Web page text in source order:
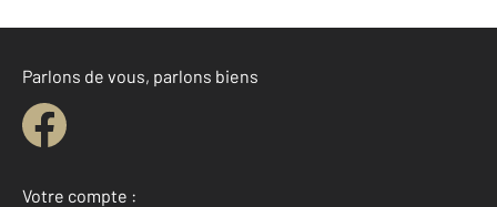
Parlons de vous, parlons biens
Votre compte :